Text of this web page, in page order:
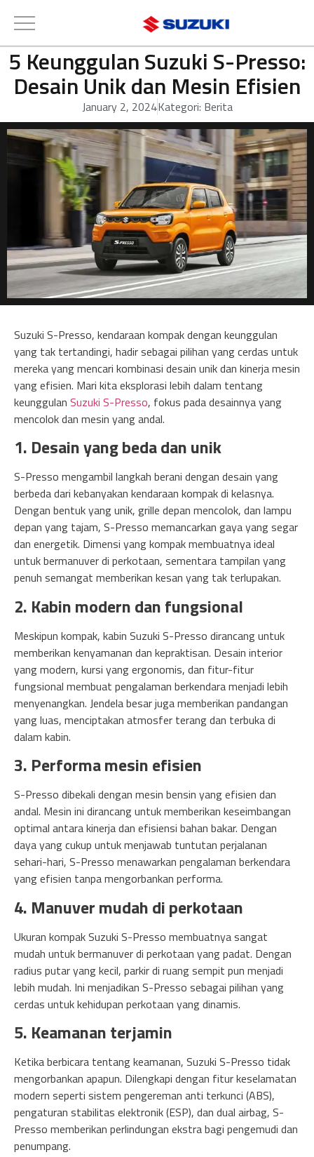
5 Keunggulan Suzuki S-Presso:
Desain Unik dan Mesin Efisien
January 2, 2024Kategori: Berita
Suzuki S-Presso, kendaraan kompak dengan keunggulan
yang tak tertandingi, hadir sebagai pilihan yang cerdas untuk
mereka yang mencari kombinasi desain unik dan kinerja mesin
yang efisien. Mari kita eksplorasi lebih dalam tentang
keunggulan Suzuki S-Presso, fokus pada desainnya yang
mencolok dan mesin yang andal.
1. Desain yang beda dan unik
S-Presso mengambil langkah berani dengan desain yang
berbeda dari kebanyakan kendaraan kompak di kelasnya.
Dengan bentuk yang unik, grille depan mencolok, dan lampu
depan yang tajam, S-Presso memancarkan gaya yang segar
dan energetik. Dimensi yang kompak membuatnya ideal
untuk bermanuver di perkotaan, sementara tampilan yang
penuh semangat memberikan kesan yang tak terlupakan.
2. Kabin modern dan fungsional
Meskipun kompak, kabin Suzuki S-Presso dirancang untuk
memberikan kenyamanan dan kepraktisan. Desain interior
yang modern, kursi yang ergonomis, dan fitur-fitur
fungsional membuat pengalaman berkendara menjadi lebih
menyenangkan. Jendela besar juga memberikan pandangan
yang luas, menciptakan atmosfer terang dan terbuka di
dalam kabin.
3. Performa mesin efisien
S-Presso dibekali dengan mesin bensin yang efisien dan
andal. Mesin ini dirancang untuk memberikan keseimbangan
optimal antara kinerja dan efisiensi bahan bakar. Dengan
daya yang cukup untuk menjawab tuntutan perjalanan
sehari-hari, S-Presso menawarkan pengalaman berkendara
yang efisien tanpa mengorbankan performa.
4. Manuver mudah di perkotaan
Ukuran kompak Suzuki S-Presso membuatnya sangat
mudah untuk bermanuver di perkotaan yang padat. Dengan
radius putar yang kecil, parkir di ruang sempit pun menjadi
lebih mudah. Ini menjadikan S-Presso sebagai pilihan yang
cerdas untuk kehidupan perkotaan yang dinamis.
5. Keamanan terjamin
Ketika berbicara tentang keamanan, Suzuki S-Presso tidak
mengorbankan apapun. Dilengkapi dengan fitur keselamatan
modern seperti sistem pengereman anti terkunci (ABS),
pengaturan stabilitas elektronik (ESP), dan dual airbag, S-
Presso memberikan perlindungan ekstra bagi pengemudi dan
penumpang.